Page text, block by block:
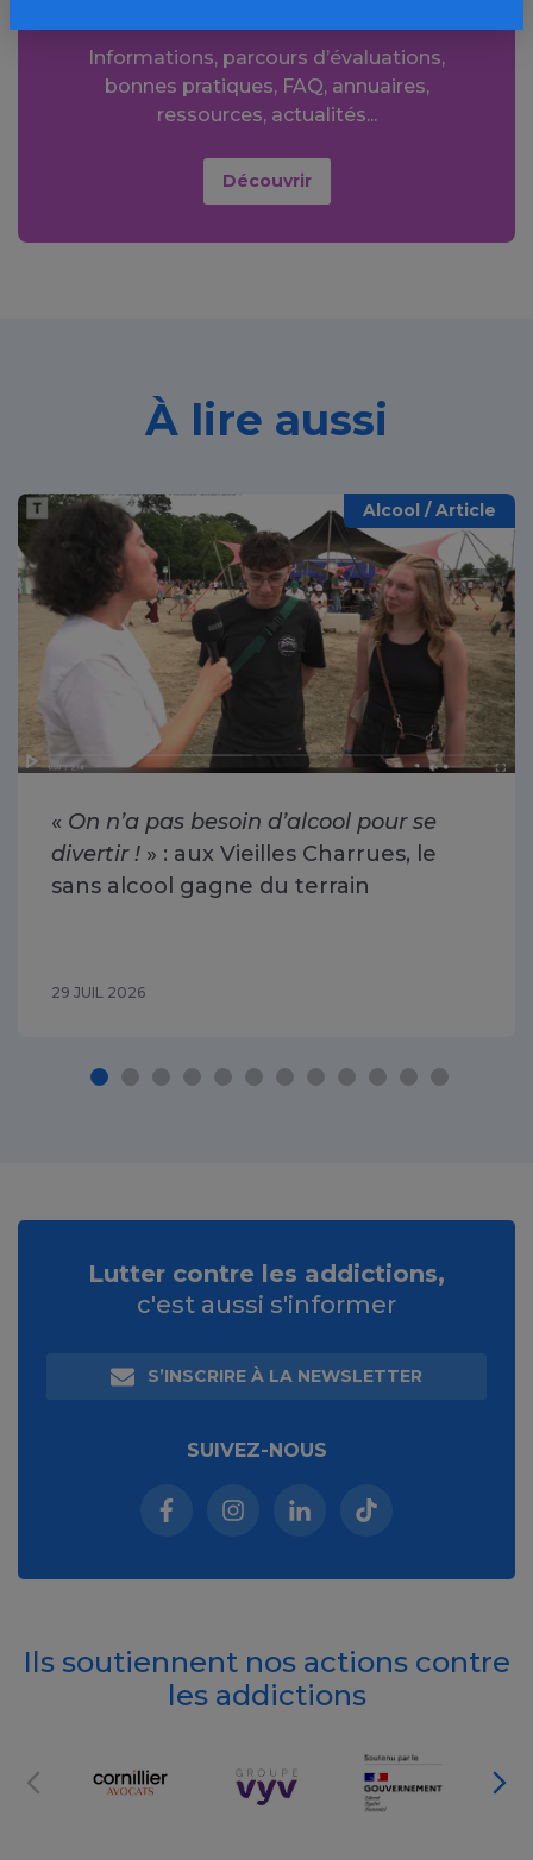
Informations, parcours d’évaluations,
bonnes pratiques, FAQ, annuaires,
ressources, actualités...
Découvrir
À lire aussi
Alcool / Article
« On n’a pas besoin d’alcool pour se
divertir ! » : aux Vieilles Charrues, le
sans alcool gagne du terrain
29 JUIL 2026
Lutter contre les addictions,
c'est aussi s'informer
S’INSCRIRE À LA NEWSLETTER
SUIVEZ-NOUS
Facebook (nouvelle fenêtre)
Instagram (nouvelle fenêtre)
Linkedin (nouvelle
Tiktok (nouvelle
Ils soutiennent nos actions contre
les addictions